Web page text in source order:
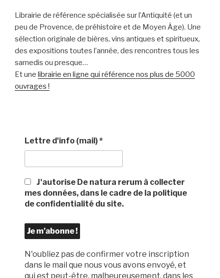
Librairie de référence spécialisée sur l’Antiquité (et un
peu de Provence, de préhistoire et de Moyen Âge). Une
sélection originale de bières, vins antiques et spiritueux,
des expositions toutes l’année, des rencontres tous les
samedis ou presque…
Et une librairie en ligne qui référence nos plus de 5000
ouvrages !
Lettre d'info (mail)*
J'autorise De natura rerum à collecter
mes données, dans le cadre de la politique
de confidentialité du site.
N'oubliez pas de confirmer votre inscription
dans le mail que nous vous avons envoyé, et
qui est peut-être, malheureusement, dans les